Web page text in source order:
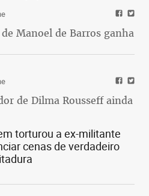
Manoel de Barros ganha
de Dilma Rousseff ainda
torturou a ex-militante
cenas de verdadeiro